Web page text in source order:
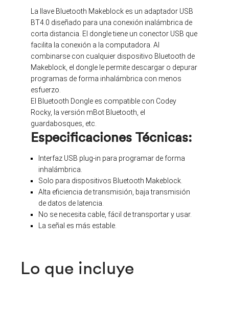
La llave Bluetooth Makeblock es un adaptador USB
BT4.0 diseñado para una conexión inalámbrica de
corta distancia. El dongle tiene un conector USB que
facilita la conexión a la computadora. Al
combinarse con cualquier dispositivo Bluetooth de
Makeblock, el dongle le permite descargar o depurar
programas de forma inhalámbrica con menos
esfuerzo.
El Bluetooth Dongle es compatible con Codey
Rocky, la versión mBot Bluetooth, el
guardabosques, etc.
Especificaciones Técnicas:
Interfaz USB plug-in para programar de forma
inhalámbrica.
Solo para dispositivos Bluetooth Makeblock.
Alta eficiencia de transmisión, baja transmisión
de datos de latencia.
No se necesita cable, fácil de transportar y usar.
La señal es más estable.
Lo que incluye